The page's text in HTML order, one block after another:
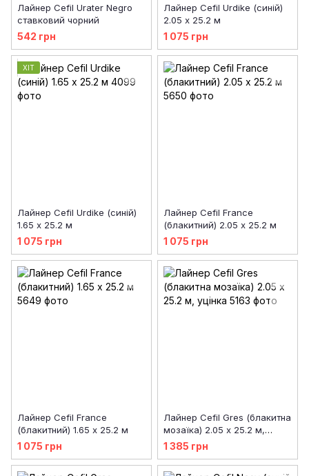
Лайнер Cefil Urater Negro
ставковий чорний
542 грн
Лайнер Cefil Urdike (синій)
2.05 х 25.2 м
1 075 грн
ХІТ
Лайнер Cefil Urdike (синій)
1.65 х 25.2 м
1 075 грн
Лайнер Cefil France
(блакитний) 2.05 х 25.2 м
1 075 грн
Лайнер Cefil France
(блакитний) 1.65 х 25.2 м
1 075 грн
Лайнер Cefil Gres (блакитна
мозаїка) 2.05 х 25.2 м,
уцінка
1 385 грн